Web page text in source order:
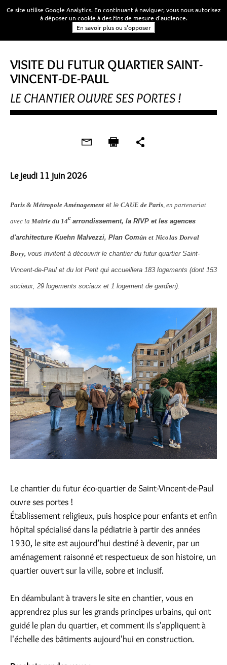
VISITE DE CHANTIER
VISITE DU FUTUR QUARTIER SAINT-
VINCENT-DE-PAUL
LE CHANTIER OUVRE SES PORTES !
Le jeudi 11 juin 2026
Paris & Métropole Aménagement et le CAUE de Paris , en partenariat
avec la Mairie du 14e arrondissement, la RIVP et les agences
d'architecture Kuehn Malvezzi, Plan Común et Nicolas Dorval
Bory, vous invitent à découvrir le chantier du futur quartier Saint-
Vincent-de-Paul et du lot Petit qui accueillera 183 logements (dont 153
sociaux, 29 logements sociaux et 1 logement de gardien).
Le chantier du futur éco-quartier de Saint-Vincent-de-Paul
ouvre ses portes !
Établissement religieux, puis hospice pour enfants et enfin
hôpital spécialisé dans la pédiatrie à partir des années
1930, le site est aujourd’hui destiné à devenir, par un
aménagement raisonné et respectueux de son histoire, un
quartier ouvert sur la ville, sobre et inclusif.
En déambulant à travers le site en chantier, vous en
apprendrez plus sur les grands principes urbains, qui ont
guidé le plan du quartier, et comment ils s'appliquent à
l'échelle des bâtiments aujourd'hui en construction.
Ce site utilise Google Analytics. En continuant à naviguer, vous nous autorisez
à déposer un cookie à des fins de mesure d'audience.
En savoir plus ou s'opposer